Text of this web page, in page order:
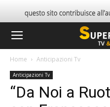
Home Anticipazioni Tv
Anticipazioni Tv
“Da Noi a